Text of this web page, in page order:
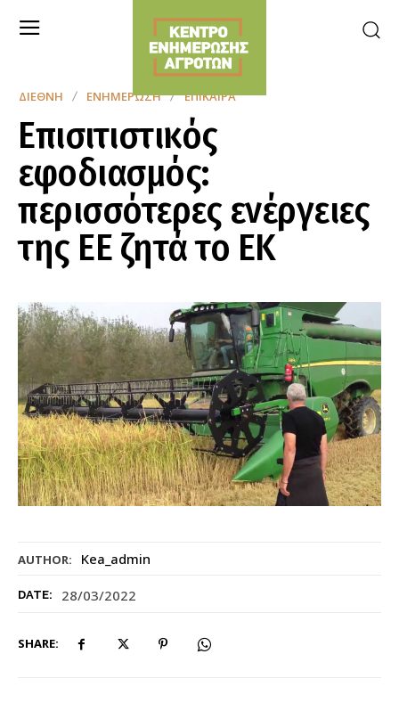
AUTHOR: Kea_admin
DATE: 28/03/2022
SHARE:
ΔΙΕΘΝΉ ΕΝΗΜΈΡΩΣΗ ΕΠΊΚΑΙΡΑ
Επισιτιστικός
εφοδιασμός:
περισσότερες ενέργειες
της ΕΕ ζητά το ΕΚ